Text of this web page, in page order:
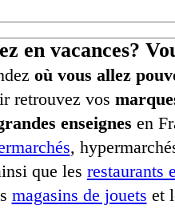
en vacances?
où vous allez
retrouvez vos
enseignes en
,
que les restaurants
magasins de jouets et